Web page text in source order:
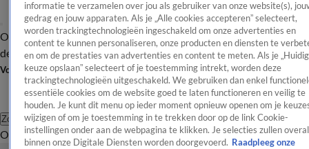
OverzichtAfleveringen Entertainment TV Algemeen
Tip
de redactieNieuwsbrief
Volg Shownieuws
Zoeken
OverzichtEntertainmentSpraakmakendRealityCrimeVideo's
informatie te verzamelen over jou als gebruiker van onze website(s),
gedrag en jouw apparaten. Als je „Alle cookies accepteren” selecteert,
worden trackingtechnologieën ingeschakeld om onze advertenties en
content te kunnen personaliseren, onze producten en diensten te
en om de prestaties van advertenties en content te meten. Als je
keuze opslaan” selecteert of je toestemming intrekt, worden deze
trackingtechnologieën uitgeschakeld. We gebruiken dan enkel
essentiële cookies om de website goed te laten functioneren en veilig te
houden. Je kunt dit menu op ieder moment opnieuw openen om je
wijzigen of om je toestemming in te trekken door op de link Cookie-
instellingen onder aan de webpagina te klikken. Je selecties zullen overal
binnen onze Digitale Diensten worden doorgevoerd. Raadpleeg onze